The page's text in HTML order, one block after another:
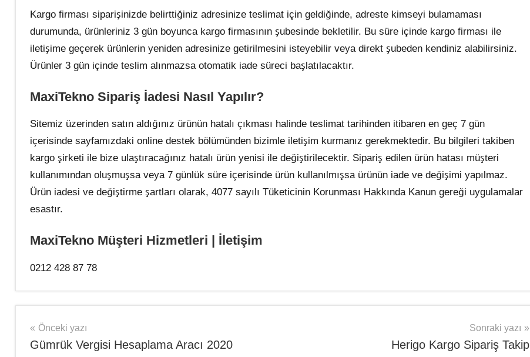
Kargo firması siparişinizde belirttiğiniz adresinize teslimat için geldiğinde, adreste kimseyi bulamaması
durumunda, ürünleriniz 3 gün boyunca kargo firmasının şubesinde bekletilir. Bu süre içinde kargo firması ile
iletişime geçerek ürünlerin yeniden adresinize getirilmesini isteyebilir veya direkt şubeden kendiniz alabilirsiniz.
Ürünler 3 gün içinde teslim alınmazsa otomatik iade süreci başlatılacaktır.
MaxiTekno Sipariş İadesi Nasıl Yapılır?
Sitemiz üzerinden satın aldığınız ürünün hatalı çıkması halinde teslimat tarihinden itibaren en geç 7 gün
içerisinde sayfamızdaki online destek bölümünden bizimle iletişim kurmanız gerekmektedir. Bu bilgileri takiben
kargo şirketi ile bize ulaştıracağınız hatalı ürün yenisi ile değiştirilecektir. Sipariş edilen ürün hatası müşteri
kullanımından oluşmuşsa veya 7 günlük süre içerisinde ürün kullanılmışsa ürünün iade ve değişimi yapılmaz.
Ürün iadesi ve değiştirme şartları olarak, 4077 sayılı Tüketicinin Korunması Hakkında Kanun gereği uygulamalar
esastır.
MaxiTekno Müşteri Hizmetleri | İletişim
0212 428 87 78
MaxiTekno
Kargo,
Yazı
gezinmesi
Önceki yazı
Gümrük Vergisi Hesaplama Aracı 2020
Sonraki yazı
Herigo Kargo Sipariş Takip